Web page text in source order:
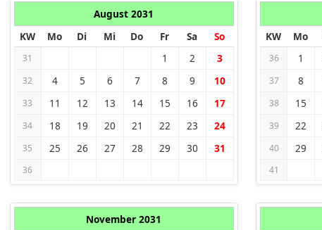
August 2031
KW
Mo Di Mi Do Fr Sa So
31 1 2 3
32 4 5 6 7 8 9 10
33 11 12 13 14 15 16 17
34 18 19 20 21 22 23 24
35 25 26 27 28 29 30 31
36
KW
Mo
36 1
37 8
38 15
39 22
40 29
41
November 2031